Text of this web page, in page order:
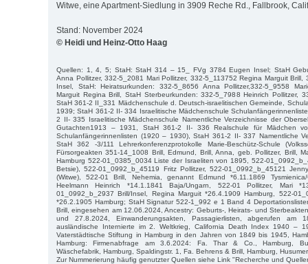
Witwe, eine Apartment-Siedlung in 3909 Reche Rd., Fallbrook,
Stand: November 2024
© Heidi und Heinz-Otto Haag
Quellen: 1, 4, 5; StaH: StaH 314 – 15_ FVg 3784 Eugen Insel; StaH
Anna Pollitzer, 332-5_2081 Mari Pollitzer, 332-5_113752 Regina Marguit
Insel, StaH: Heiratsurkunden: 332-5_8656 Anna Pollitzer,332-5_9558
Marguit Regina Brill, StaH Sterbeurkunden: 332-5_7988 Heinrich Pollitzer,
StaH 361-2 II_331 Mädchenschule d. Deutsch-israelitischen Gemeinde,
1939; StaH 361-2 II- 334 Israelitische Mädchenschule
2 II- 335 Israelitische Mädchenschule Namentliche Verzeichnisse der
Gutachten1913 – 1931, StaH 361-2 II- 336 Realschule für Mädchen
Schulanfängerinnenlisten (1920 – 1930), StaH 361-2 II- 337 Namentliche
StaH 362 -3/111 Lehrerkonferenzprotokolle Marie-Beschütz-Schule
Fürsorgeakten 351-14_1008 Brill, Edmund, Brill, Anna, geb. Pollitzer, Brill,
Hamburg 522-01_0385_0034 Liste der Israeliten von 1895, 522-
Betsie), 522-01_0992_b_45119 Fritz Pollitzer, 522-01_0992_b_45121
(Witwe), 522-01 Brill, Nehemia, genannt Edmund *6.11.1869
Heelmann Heinrich *14.1.1841 Baja/Ungarn, 522-01 Pollitzer, Mari
01_0992_b_2937 Brill/Insel, Regina Marguit *26.4.1909 Hamburg, 522-
*26.2.1905 Hamburg; StaH Signatur 522-1_992 e 1 Band 4
Brill, eingesehen am 12.06.2024, Ancestry: Geburts-, Heirats- und
und 27.8.2024, Einwanderungsakten, Passagierlisten, abgerufen am
ausländische Internierte im 2. Weltkrieg, California Death Index 1940 –
Vaterstädtische Stiftung in Hamburg in den Jahren von 1849 bis 1945,
Hamburg: Firmenabfrage am 3.6.2024: Fa. Thar & Co., Hamburg,
Wäschefabrik, Hamburg, Spaldingstr. 1, Fa. Behrens & Brill, Hamburg,
Zur Nummerierung häufig genutzter Quellen siehe Link "Recherche und